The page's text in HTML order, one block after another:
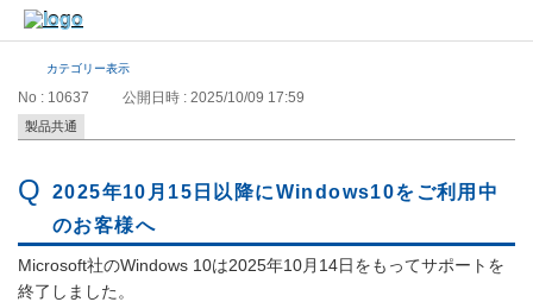
カテゴリー表示
No : 10637 公開日時 : 2025/10/09 17:59
製品共通
2025年10月15日以降にWindows10をご利用中
のお客様へ
Microsoft社のWindows 10は2025年10月14日をもってサポートを
終了しました。